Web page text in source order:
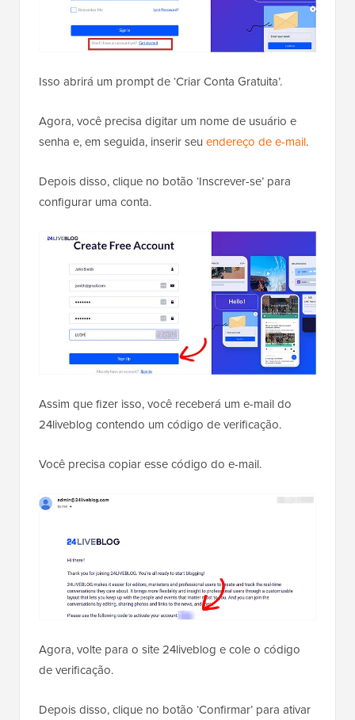
Isso abrirá um prompt de ‘Criar Conta Gratuita’.
Agora, você precisa digitar um nome de usuário e
senha e, em seguida, inserir seu endereço de e-mail.
Depois disso, clique no botão ‘Inscrever-se’ para
configurar uma conta.
Assim que fizer isso, você receberá um e-mail do
24liveblog contendo um código de verificação.
Você precisa copiar esse código do e-mail.
Agora, volte para o site 24liveblog e cole o código
de verificação.
Depois disso, clique no botão ‘Confirmar’ para ativar